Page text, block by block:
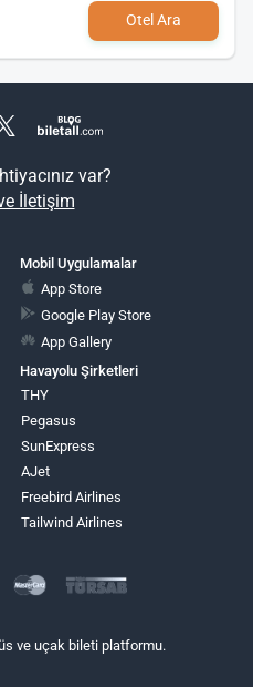
Otel Ara
var?
İletişim
Mobil Uygulamalar
App Store
Google Play Store
App Gallery
Havayolu Şirketleri
THY
Pegasus
SunExpress
AJet
Freebird Airlines
Tailwind Airlines
ve uçak bileti platformu.